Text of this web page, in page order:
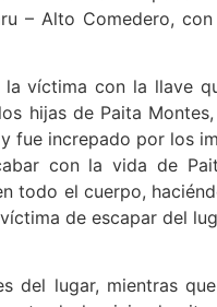
– Alto Comedero,
víctima con la llave
hijas de Paita
fue increpado por los
con la vida de
todo el cuerpo,
de escapar del
del lugar, mientras